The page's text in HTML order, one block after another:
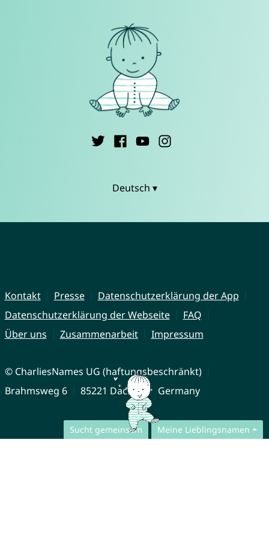
Sucht gemeinsam Meine Lieblingsnamen
Deutsch ▾
Kontakt Presse
Datenschutzerklärung der App
Datenschutzerklärung der Webseite
FAQ
Über uns
Zusammenarbeit Impressum
© CharliesNames UG (haftungsbeschränkt)
Brahmsweg 6
85221 Dachau Germany